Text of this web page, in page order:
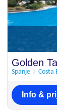
Golden
Spanje Costa
Info &